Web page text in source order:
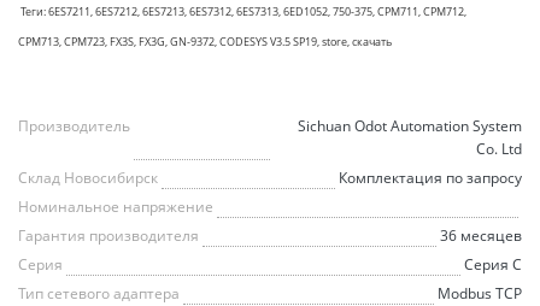
Теги: 6ES7211, 6ES7212, 6ES7213, 6ES7312, 6ES7313, 6ED1052, 750-375, CPM711, CPM712,
CPM713, CPM723, FX3S, FX3G, GN-9372, CODESYS V3.5 SP19, store, скачать
Производитель
Sichuan Odot Automation System
Co. Ltd
Склад Новосибирск
Комплектация по запросу
Номинальное напряжение
Гарантия производителя
36 месяцев
Серия
Серия С
Тип сетевого адаптера
Modbus TCP